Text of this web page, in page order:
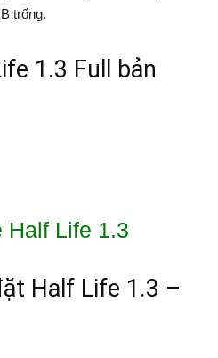
trống.
1.3 Full bản
Half Life 1.3
Half Life 1.3 –